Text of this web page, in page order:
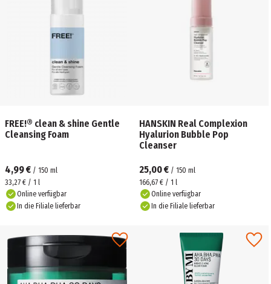
FREE!® clean & shine Gentle
Cleansing Foam
4,99 € / 150 ml
33,27 € / 1 l
Online verfügbar
In die Filiale lieferbar
HANSKIN Real Complexion
Hyalurion Bubble Pop
Cleanser
25,00 € / 150 ml
166,67 € / 1 l
Online verfügbar
In die Filiale lieferbar